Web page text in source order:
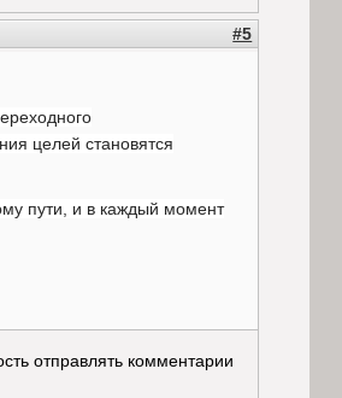
#5
целей становятся
пути, и в каждый момент
отправлять комментарии